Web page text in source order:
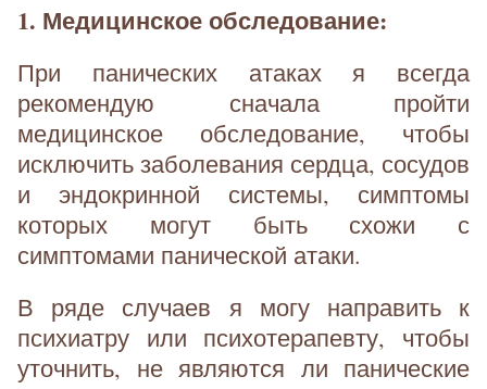
1. Медицинское обследование:
При панических атаках я всегда
рекомендую сначала пройти
медицинское обследование, чтобы
исключить заболевания сердца, сосудов
и эндокринной системы, симптомы
которых могут быть схожи с
симптомами панической атаки.
В ряде случаев я могу направить к
психиатру или психотерапевту, чтобы
уточнить, не являются ли панические